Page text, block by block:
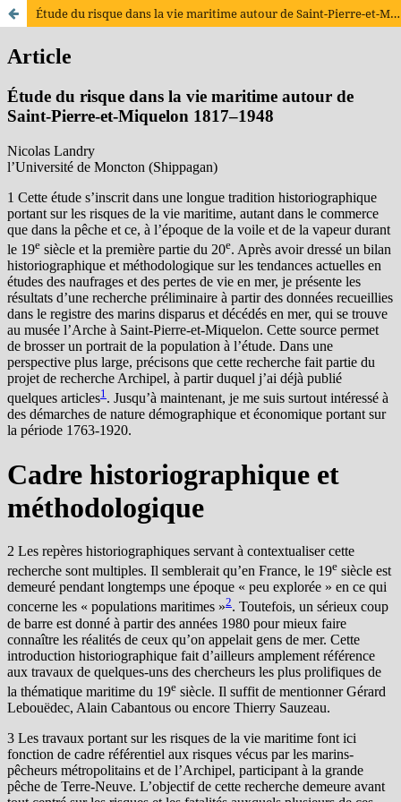
Étude du risque dans la vie maritime autour de Saint-Pierre-et-Miquelon 1817–1948